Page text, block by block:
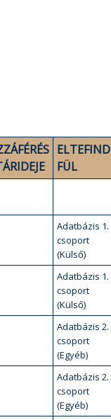
ELTEFIND
FÜL
Adatbázis 1.
csoport
(Külső)
Adatbázis 1.
csoport
(Külső)
Adatbázis 2.
csoport
(Egyéb)
Adatbázis 2.
csoport
(Egyéb)